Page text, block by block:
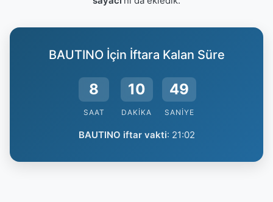
BAUTINO İçin İftara Kalan Süre
8
SAAT
10
DAKIKA
48
SANIYE
BAUTINO iftar vakti: 21:02